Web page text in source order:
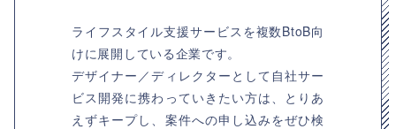
ライフスタイル支援サービスを複数BtoB向
けに展開している企業です。
デザイナー／ディレクターとして自社サー
ビス開発に携わっていきたい方は、とりあ
えずキープし、案件への申し込みをぜひ検